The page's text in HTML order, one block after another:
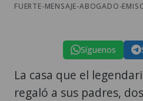
FUERTE-MENSAJE-ABOGADO-
Síguenos
La casa que el
regaló a sus padres,